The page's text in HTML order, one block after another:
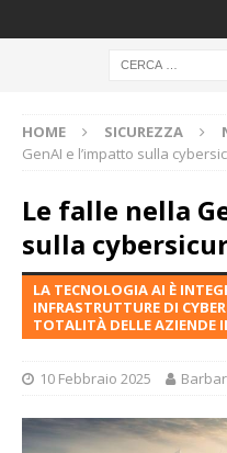
HOME SICUREZZA
GenAI e l’impatto sulla
Le falle nella
sulla
LA TECNOLOGIA AI È
INFRASTRUTTURE DI
TOTALITÀ DELLE AZIENDE
10 Febbraio 2025